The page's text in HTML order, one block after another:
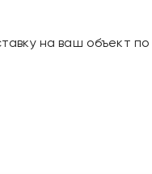
на ваш объект